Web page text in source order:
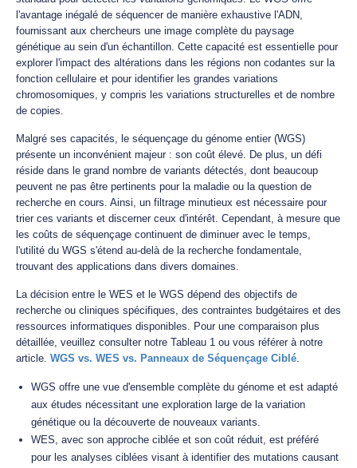
l'avantage inégalé de séquencer de manière exhaustive l'ADN,
fournissant aux chercheurs une image complète du paysage
génétique au sein d'un échantillon. Cette capacité est essentielle pour
explorer l'impact des altérations dans les régions non codantes sur la
fonction cellulaire et pour identifier les grandes variations
chromosomiques, y compris les variations structurelles et de nombre
de copies.
Malgré ses capacités, le séquençage du génome entier (WGS)
présente un inconvénient majeur : son coût élevé. De plus, un défi
réside dans le grand nombre de variants détectés, dont beaucoup
peuvent ne pas être pertinents pour la maladie ou la question de
recherche en cours. Ainsi, un filtrage minutieux est nécessaire pour
trier ces variants et discerner ceux d'intérêt. Cependant, à mesure que
les coûts de séquençage continuent de diminuer avec le temps,
l'utilité du WGS s'étend au-delà de la recherche fondamentale,
trouvant des applications dans divers domaines.
La décision entre le WES et le WGS dépend des objectifs de
recherche ou cliniques spécifiques, des contraintes budgétaires et des
ressources informatiques disponibles. Pour une comparaison plus
détaillée, veuillez consulter notre Tableau 1 ou vous référer à notre
article. WGS vs. WES vs. Panneaux de Séquençage Ciblé.
WGS offre une vue d'ensemble complète du génome et est adapté
aux études nécessitant une exploration large de la variation
génétique ou la découverte de nouveaux variants.
WES, avec son approche ciblée et son coût réduit, est préféré
pour les analyses ciblées visant à identifier des mutations causant